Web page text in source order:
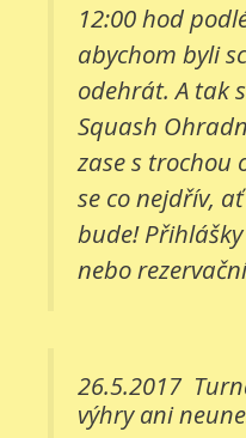
12:00 hod
abychom byli
odehrát. A tak
Squash
zase s trochou
se co nejdřív,
bude!
nebo
26.5.2017
výhry ani